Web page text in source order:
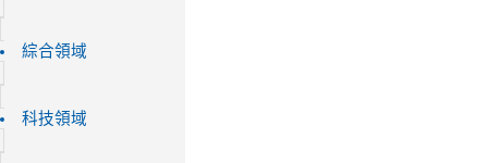
綜合領域
科技領域